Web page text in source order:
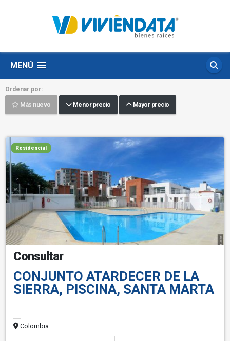
MENÚ
Ordenar por:
Más nuevo Menor precio Mayor precio
Residencial
Consultar
CONJUNTO ATARDECER DE LA
SIERRA, PISCINA, SANTA MARTA
Colombia